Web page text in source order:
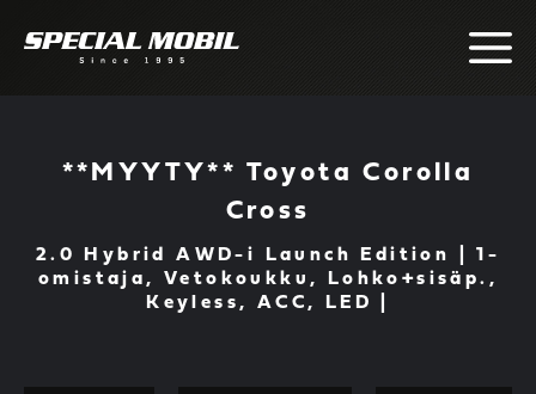
**MYYTY** Toyota Corolla
Cross
2.0 Hybrid AWD-i Launch Edition | 1-
omistaja, Vetokoukku, Lohko+sisäp.,
Keyless, ACC, LED |